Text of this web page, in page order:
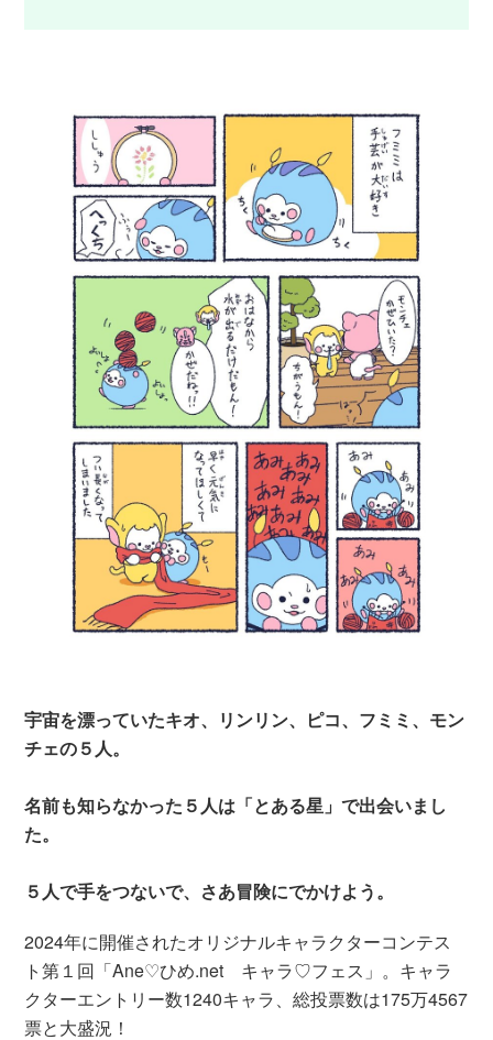
宇宙を漂っていたキオ、リンリン、ピコ、フミミ、モン
チェの５人。
名前も知らなかった５人は「とある星」で出会いまし
た。
５人で手をつないで、さあ冒険にでかけよう。
2024年に開催されたオリジナルキャラクターコンテス
ト第１回「Ane♡ひめ.net キャラ♡フェス」。キャラ
クターエントリー数1240キャラ、総投票数は175万4567
票と大盛況！